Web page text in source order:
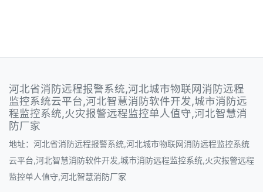
河北省消防远程报警系统,河北城市物联网消防远程
监控系统云平台,河北智慧消防软件开发,城市消防远
程监控系统,火灾报警远程监控单人值守,河北智慧消
防厂家
地址：河北省消防远程报警系统,河北城市物联网消防远程监控系统
云平台,河北智慧消防软件开发,城市消防远程监控系统,火灾报警远程
监控单人值守,河北智慧消防厂家